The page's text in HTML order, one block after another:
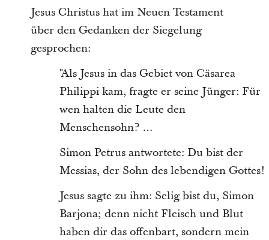
Jesus Christus hat im Neuen Testament
über den Gedanken der Siegelung
gesprochen:
"Als Jesus in das Gebiet von Cäsarea
Philippi kam, fragte er seine Jünger: Für
wen halten die Leute den
Menschensohn? …
Simon Petrus antwortete: Du bist der
Messias, der Sohn des lebendigen Gottes!
Jesus sagte zu ihm: Selig bist du, Simon
Barjona; denn nicht Fleisch und Blut
haben dir das offenbart, sondern mein